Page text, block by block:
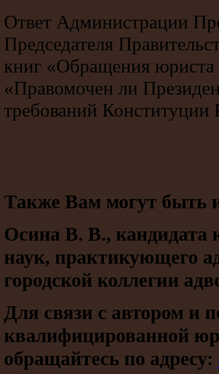
Ответ Администрации
Председателя
книг «Обращения
«Правомочен ли
требований
Также Вам могут быть
Осина В. В., кандидата
наук, практикующего
городской коллегии
Для связи с автором и
квалифицированной
обращайтесь по адресу: